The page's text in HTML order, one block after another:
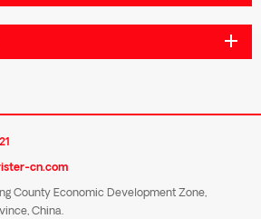
cn.com
County Economic Development Zone,
China.